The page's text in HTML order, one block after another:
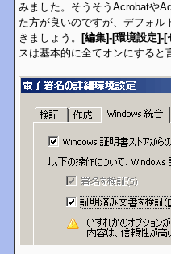
みました。そうそうAcrobatや
た方が良いのですが、デフォ
きましょう。
[編集]-[環境設定]-
スは基本的に全てオンにすると